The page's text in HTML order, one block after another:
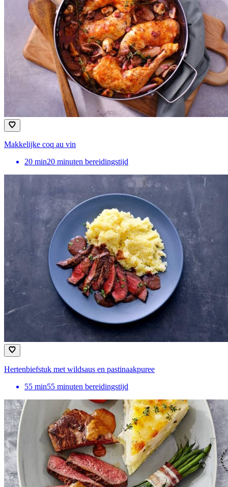
Makkelijke coq au vin
20 min20 minuten bereidingstijd
Hertenbiefstuk met wildsaus en pastinaakpuree
55 min55 minuten bereidingstijd